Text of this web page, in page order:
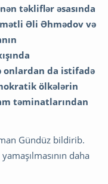
təkliflər əsasında
Əli Əhmədov və
onlardan da istifadə
ölkələrin
təminatlarından
Gündüz bildirib.
daha